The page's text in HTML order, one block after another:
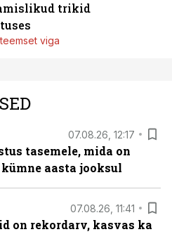
trikid
viga
07.08.26, 12:17
tasemele, mida on
aasta jooksul
07.08.26, 11:41
on rekordarv, kasvas ka